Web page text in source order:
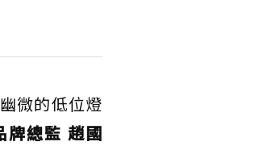
微的低位燈
牌總監 趙國